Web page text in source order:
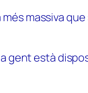
massiva que
gent està